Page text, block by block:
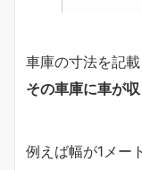
車庫の寸法を記
その車庫に車が
例えば幅が1メー